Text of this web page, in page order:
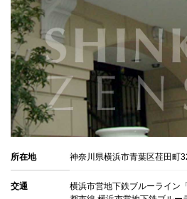
所在地 神奈川県横浜市青葉区荏田町
交通
横浜市営地下鉄ブルーライン